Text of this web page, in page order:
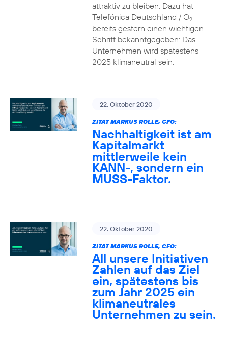
attraktiv zu bleiben. Dazu hat
Telefónica Deutschland / O2
bereits gestern einen wichtigen
Schritt bekanntgegeben: Das
Unternehmen wird spätestens
2025 klimaneutral sein.
22. Oktober 2020
ZITAT MARKUS ROLLE, CFO:
Nachhaltigkeit ist am
Kapitalmarkt
mittlerweile kein
KANN-, sondern ein
MUSS-Faktor.
22. Oktober 2020
ZITAT MARKUS ROLLE, CFO:
All unsere Initiativen
Zahlen auf das Ziel
ein, spätestens bis
zum Jahr 2025 ein
klimaneutrales
Unternehmen zu sein.